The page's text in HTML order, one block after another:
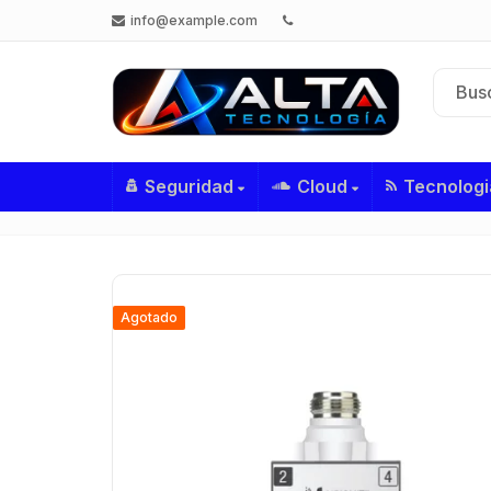
info@example.com
Seguridad Cloud
Agotado